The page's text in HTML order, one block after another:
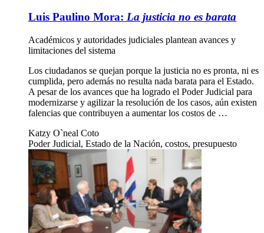
Luis Paulino Mora: La justicia no es barata
Académicos y autoridades judiciales plantean avances y
limitaciones del sistema
Los ciudadanos se quejan porque la justicia no es pronta, ni es
cumplida, pero además no resulta nada barata para el Estado.
A pesar de los avances que ha logrado el Poder Judicial para
modernizarse y agilizar la resolución de los casos, aún existen
falencias que contribuyen a aumentar los costos de …
Katzy O`neal Coto
Poder Judicial, Estado de la Nación, costos, presupuesto